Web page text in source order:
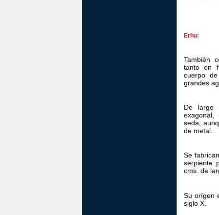
Erhu:
También
tanto en
cuerpo
grandes
De largo
seda,
de metal.
Se
serpiente
cms. de
Su orígen
siglo X.